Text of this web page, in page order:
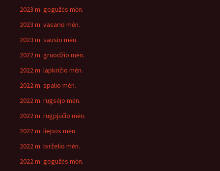
2023 m. gegužės mėn.
2023 m. vasario mėn.
2023 m. sausio mėn.
2022 m. gruodžio mėn.
2022 m. lapkričio mėn.
2022 m. spalio mėn.
2022 m. rugsėjo mėn.
2022 m. rugpjūčio mėn.
2022 m. liepos mėn.
2022 m. birželio mėn.
2022 m. gegužės mėn.